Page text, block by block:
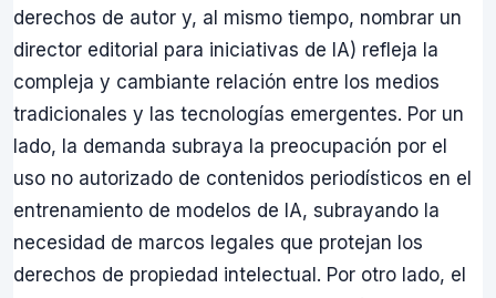
derechos de autor y, al mismo tiempo, nombrar un
director editorial para iniciativas de IA) refleja la
compleja y cambiante relación entre los medios
tradicionales y las tecnologías emergentes. Por un
lado, la demanda subraya la preocupación por el
uso no autorizado de contenidos periodísticos en el
entrenamiento de modelos de IA, subrayando la
necesidad de marcos legales que protejan los
derechos de propiedad intelectual. Por otro lado, el